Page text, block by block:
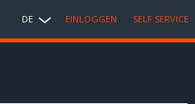
DE EINLOGGEN SELF SERVICE